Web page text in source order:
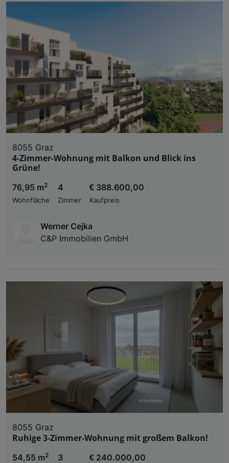
8055 Graz
4-Zimmer-Wohnung mit Balkon und Blick ins
Grüne!
76,95 m2
Wohnfläche
4
Zimmer
€ 388.600,00
Kaufpreis
Werner Cejka
C&P Immobilien GmbH
8055 Graz
Ruhige 3-Zimmer-Wohnung mit großem Balkon!
54,55 m2
3 € 240.000,00